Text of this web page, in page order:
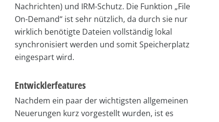
Nachrichten) und IRM-Schutz. Die Funktion „File
On-Demand“ ist sehr nützlich, da durch sie nur
wirklich benötigte Dateien vollständig lokal
synchronisiert werden und somit Speicherplatz
eingespart wird.
Entwicklerfeatures
Nachdem ein paar der wichtigsten allgemeinen
Neuerungen kurz vorgestellt wurden, ist es